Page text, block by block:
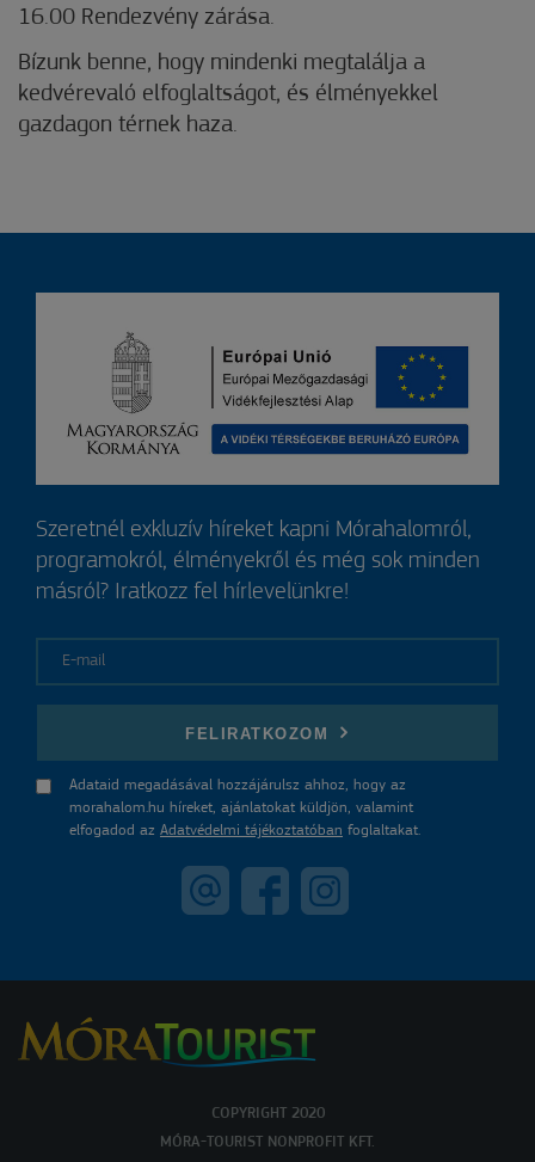
16.00 Rendezvény zárása.
Bízunk benne, hogy mindenki megtalálja a
kedvérevaló elfoglaltságot, és élményekkel
gazdagon térnek haza.
Szeretnél exkluzív híreket kapni Mórahalomról,
programokról, élményekről és még sok minden
másról? Iratkozz fel hírlevelünkre!
FELIRATKOZOM
Adataid megadásával hozzájárulsz ahhoz, hogy az
morahalom.hu híreket, ajánlatokat küldjön, valamint
elfogadod az Adatvédelmi tájékoztatóban foglaltakat.
COPYRIGHT 2020
MÓRA-TOURIST NONPROFIT KFT.